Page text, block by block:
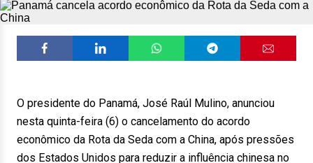
O presidente do Panamá, José Raúl Mulino, anunciou
nesta quinta-feira (6) o cancelamento do acordo
econômico da Rota da Seda com a China, após pressões
dos Estados Unidos para reduzir a influência chinesa no